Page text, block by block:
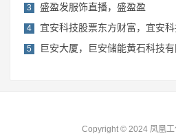
3 盛盈发服饰直播，盛盈盈
4 宜安科技股票东方财富，宜安
5 巨安大厦，巨安储能黄石科技
Copyright © 2024 凤凰工